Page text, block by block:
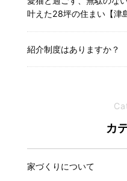
叶えた28坪の住まい【津
紹介制度はありますか？
カ
家づくりについて